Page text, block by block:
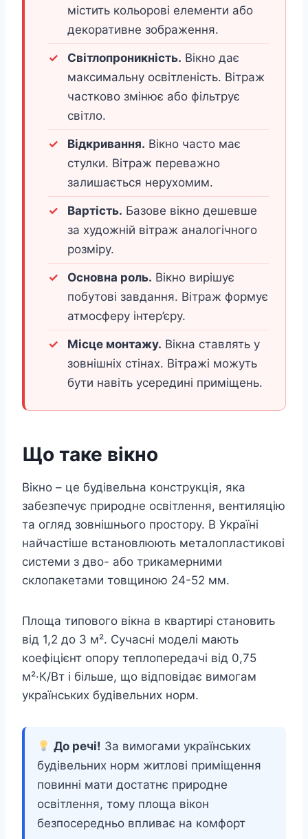
містить кольорові елементи або
декоративне зображення.
Світлопроникність. Вікно дає
максимальну освітленість. Вітраж
частково змінює або фільтрує
світло.
Відкривання. Вікно часто має
стулки. Вітраж переважно
залишається нерухомим.
Вартість. Базове вікно дешевше
за художній вітраж аналогічного
розміру.
Основна роль. Вікно вирішує
побутові завдання. Вітраж формує
атмосферу інтер’єру.
Місце монтажу. Вікна ставлять у
зовнішніх стінах. Вітражі можуть
бути навіть усередині приміщень.
Що таке вікно
Вікно – це будівельна конструкція, яка
забезпечує природне освітлення, вентиляцію
та огляд зовнішнього простору. В Україні
найчастіше встановлюють металопластикові
системи з дво- або трикамерними
склопакетами товщиною 24-52 мм.
Площа типового вікна в квартирі становить
від 1,2 до 3 м². Сучасні моделі мають
коефіцієнт опору теплопередачі від 0,75
м²·К/Вт і більше, що відповідає вимогам
українських будівельних норм.
До речі! За вимогами українських
будівельних норм житлові приміщення
повинні мати достатнє природне
освітлення, тому площа вікон
безпосередньо впливає на комфорт